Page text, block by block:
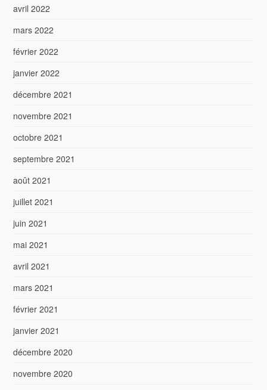
avril 2022
mars 2022
février 2022
janvier 2022
décembre 2021
novembre 2021
octobre 2021
septembre 2021
août 2021
juillet 2021
juin 2021
mai 2021
avril 2021
mars 2021
février 2021
janvier 2021
décembre 2020
novembre 2020